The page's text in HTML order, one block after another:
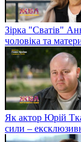
Зірка "Сватів"
чоловіка та
Як актор Юрій
сили –